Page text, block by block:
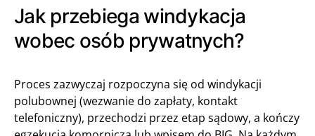
Jak przebiega windykacja
wobec osób prywatnych?
Proces zazwyczaj rozpoczyna się od windykacji
polubownej (wezwanie do zapłaty, kontakt
telefoniczny), przechodzi przez etap sądowy, a kończy